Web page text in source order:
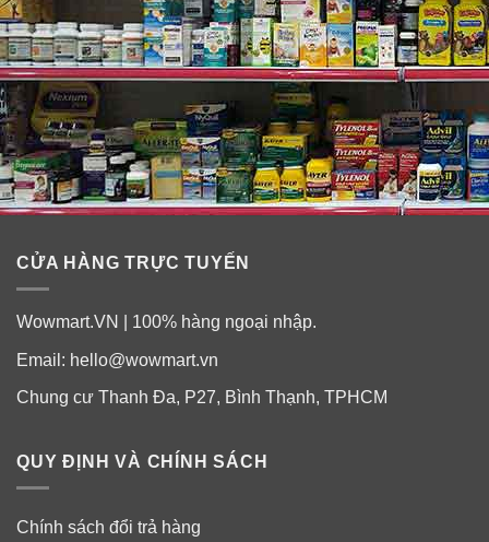
CỬA HÀNG TRỰC TUYẾN
Wowmart.VN | 100% hàng ngoại nhập.
Email: hello@wowmart.vn
Chung cư Thanh Đa, P27, Bình Thạnh, TPHCM
QUY ĐỊNH VÀ CHÍNH SÁCH
Chính sách đổi trả hàng